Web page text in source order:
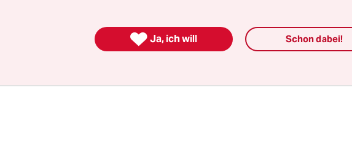
wurden 489 Euro.
 Ja, ich will Schon dabei!